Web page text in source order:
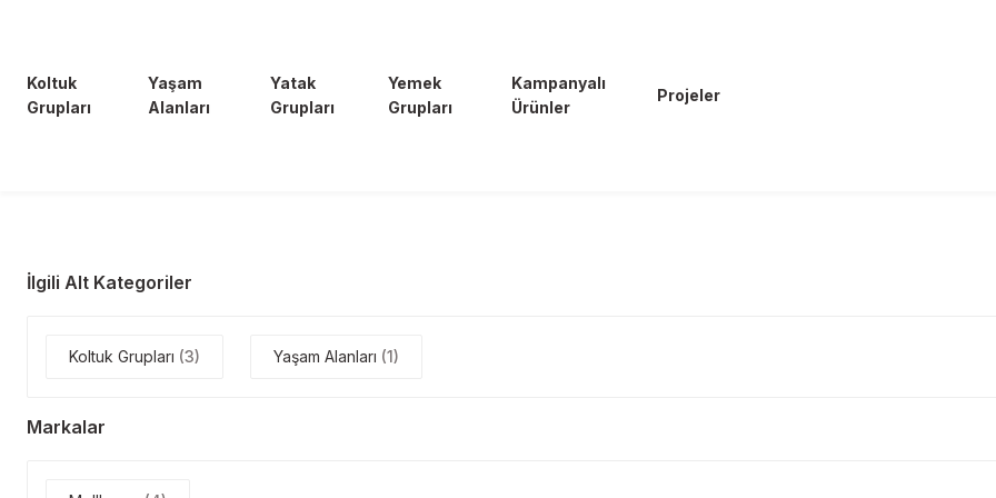
Koltuk
Grupları
Yaşam
Alanları
Yatak
Grupları
Yemek
Grupları
Kampanyalı
Ürünler
Projeler
İlgili Alt Kategoriler
Koltuk Grupları (3) Yaşam Alanları (1)
Markalar